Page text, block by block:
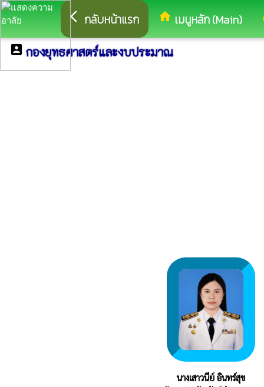
arrow_back_ios กลับหน้าแรก home เมนูหลัก (Main)
account_box กองยุทธศาสตร์และงบประมาณ
นางเสาวนีย์ อินทร์สุข